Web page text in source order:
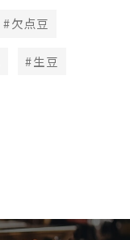
#欠点豆
#生豆